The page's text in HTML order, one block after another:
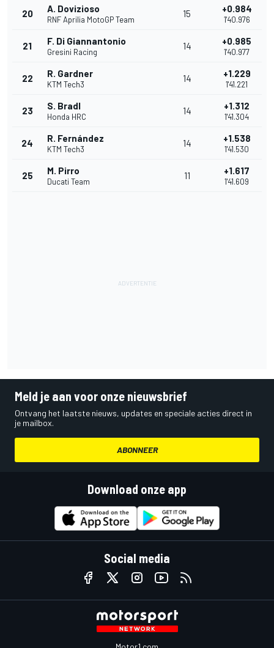
20 A. Dovizioso
RNF Aprilia MotoGP Team
15 +0.984
1'40.976
21 F. Di Giannantonio
Gresini Racing
14 +0.985
1'40.977
22 R. Gardner
KTM Tech3
14 +1.229
1'41.221
23 S. Bradl
Honda HRC
14 +1.312
1'41.304
24 R. Fernández
KTM Tech3
14 +1.538
1'41.530
25 M. Pirro
Ducati Team
11 +1.617
1'41.609
Meld je aan voor onze nieuwsbrief
Ontvang het laatste nieuws, updates en speciale acties direct in
je mailbox.
ABONNEER
Download onze app
Social media